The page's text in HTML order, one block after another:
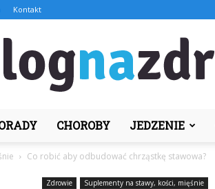
Kontakt
BlogNaZdrowie.pl
CHOROBY JEDZENIE
Co robić aby odbudować chrząstkę stawowa?
Zdrowie Suplementy na stawy, kości, mięśnie